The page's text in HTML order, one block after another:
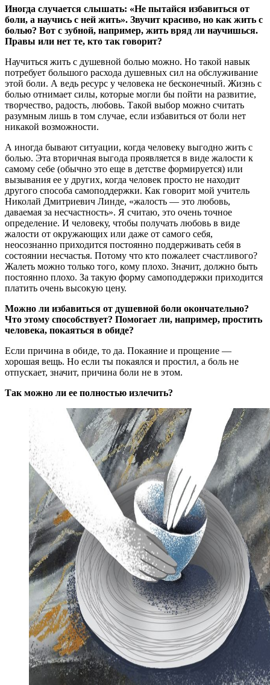
Иногда случается слышать: «Не пытайся избавиться от
боли, а научись с ней жить». Звучит красиво, но как жить с
болью? Вот с зубной, например, жить вряд ли научишься.
Правы или нет те, кто так говорит?
Научиться жить с душевной болью можно. Но такой навык
потребует большого расхода душевных сил на обслуживание
этой боли. А ведь ресурс у человека не бесконечный. Жизнь с
болью отнимает силы, которые могли бы пойти на развитие,
творчество, радость, любовь. Такой выбор можно считать
разумным лишь в том случае, если избавиться от боли нет
никакой возможности.
А иногда бывают ситуации, когда человеку выгодно жить с
болью. Эта вторичная выгода проявляется в виде жалости к
самому себе (обычно это еще в детстве формируется) или
вызывания ее у других, когда человек просто не находит
другого способа самоподдержки. Как говорит мой учитель
Николай Дмитриевич Линде, «жалость — это любовь,
даваемая за несчастность». Я считаю, это очень точное
определение. И человеку, чтобы получать любовь в виде
жалости от окружающих или даже от самого себя,
неосознанно приходится постоянно поддерживать себя в
состоянии несчастья. Потому что кто пожалеет счастливого?
Жалеть можно только того, кому плохо. Значит, должно быть
постоянно плохо. За такую форму самоподдержки приходится
платить очень высокую цену.
Можно ли избавиться от душевной боли окончательно?
Что этому способствует? Помогает ли, например, простить
человека, покаяться в обиде?
Если причина в обиде, то да. Покаяние и прощение —
хорошая вещь. Но если ты покаялся и простил, а боль не
отпускает, значит, причина боли не в этом.
Так можно ли ее полностью излечить?